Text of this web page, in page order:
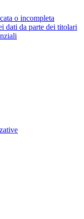
o incompleta
dati da parte dei titolari